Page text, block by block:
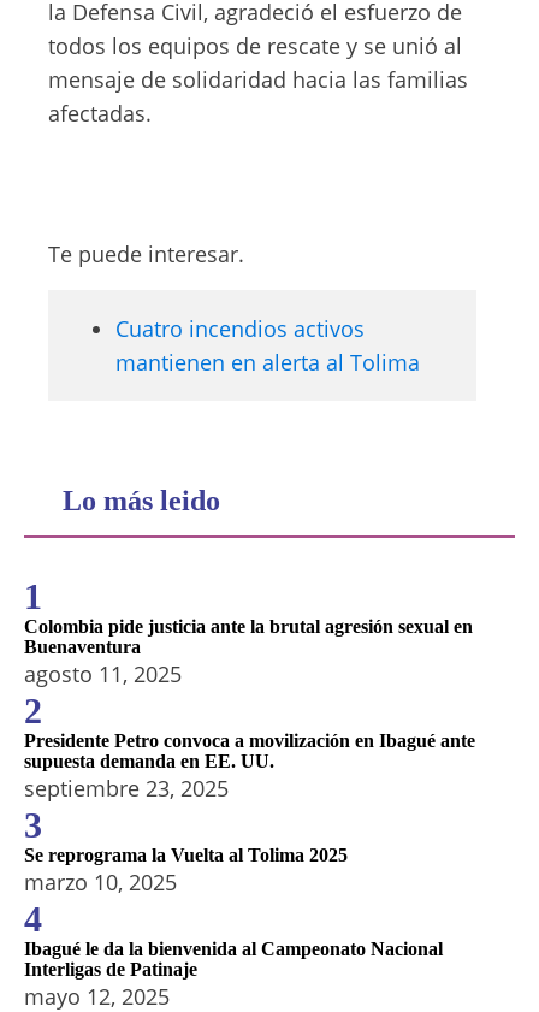
la Defensa Civil, agradeció el esfuerzo de
todos los equipos de rescate y se unió al
mensaje de solidaridad hacia las familias
afectadas.
Te puede interesar.
Cuatro incendios activos
mantienen en alerta al Tolima
Lo más leido
1
Colombia pide justicia ante la brutal agresión sexual en
Buenaventura
agosto 11, 2025
2
Presidente Petro convoca a movilización en Ibagué ante
supuesta demanda en EE. UU.
septiembre 23, 2025
3
Se reprograma la Vuelta al Tolima 2025
marzo 10, 2025
4
Ibagué le da la bienvenida al Campeonato Nacional
Interligas de Patinaje
mayo 12, 2025